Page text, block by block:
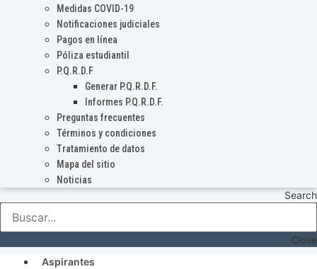
Medidas COVID-19
Notificaciones judiciales
Pagos en línea
Póliza estudiantil
P.Q.R.D.F
Generar P.Q.R.D.F.
Informes P.Q.R.D.F.
Preguntas frecuentes
Términos y condiciones
Tratamiento de datos
Mapa del sitio
Noticias
Search
Close
Aspirantes